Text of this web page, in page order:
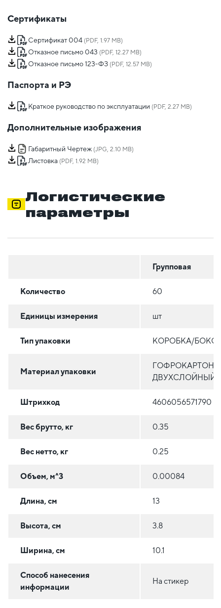
Сертификаты
Сертификат 004 (PDF, 1.97 MB)
Отказное письмо 043 (PDF, 12.27 MB)
Отказное письмо 123-ФЗ (PDF, 12.57 MB)
Паспорта и РЭ
Краткое руководство по эксплуатации (PDF, 2.27 MB)
Дополнительные изображения
Габаритный Чертеж (JPG, 2.10 MB)
Листовка (PDF, 1.92 MB)
Логистические
параметры
Групповая
Количество 60
Единицы измерения шт
Тип упаковки КОРОБКА/БОКС
Материал упаковки
ГОФРОКАРТОН
ДВУХСЛОЙНЫЙ
Штрихкод 4606056571790
Вес брутто, кг 0.35
Вес нетто, кг 0.25
Объем, м^3 0.00084
Длина, см 13
Высота, см 3.8
Ширина, см 10.1
Способ нанесения
информации
На стикер